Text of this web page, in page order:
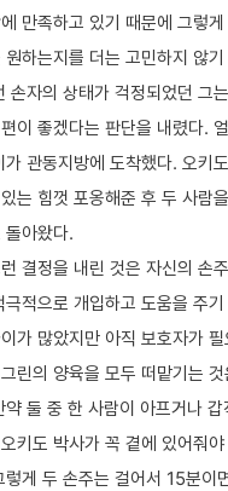
만족하고 있기 때문에 그렇
원하는지를 더는 고민하지 않
손자의 상태가 걱정되었던 그
이 좋겠다는 판단을 내렸다.
가 관동지방에 도착했다. 오키
는 힘껏 포옹해준 후 두 사람
돌아왔다.
결정을 내린 것은 자신의 손
적으로 개입하고 도움을 주
가 많았지만 아직 보호자가
린의 양육을 모두 떠맡기는
둘 중 한 사람이 아프거나 갑
키도 박사가 꼭 곁에 있어줘
렇게 두 손주는 걸어서 15분이